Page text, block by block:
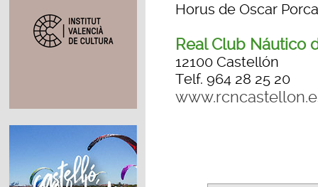
Horus de Oscar
Real Club Náutico
12100 Castellón
Telf. 964 28 25 20